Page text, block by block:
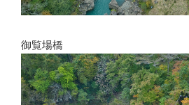
御覧場橋